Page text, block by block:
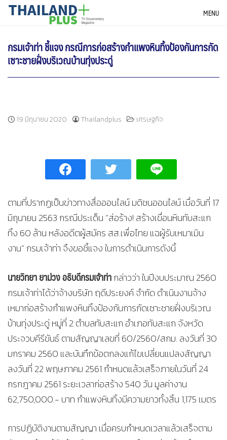
SkipTHAILANDPLUS NEWS MENU
กรมเจ้าท่า ชี้แจง กรณีการก่อสร้างกำแพงหินทิ้งป้องกันการกัด
เซาะชายฝั่งบริเวณบ้านทุ่งประดู่
19 มิถุนายน 2020 Thailandplus เศรษฐกิจ
ตามที่ปรากฏเป็นข่าวทางสื่อออนไลน์ มติชนออนไลน์ เมื่อวันที่ 17
มิถุนายน 2563 กรณีประเด็น “ส่อร้าง! สร้างเขื่อนหินทับสะแก
ทิ้ง 60 ล้าน หลังอดีตผู้สมัคร สส.เพื่อไทย แฉผู้รับเหมาเมิน
งาน” กรมเจ้าท่า จึงขอชี้แจง ในการดำเนินการดังนี้
นายวิทยา ยาม่วง อธิบดีกรมเจ้าท่ากล่าวว่า ในปีงบประมาณ 2560
กรมเจ้าท่าได้ว่าจ้างบริษัท ฤดีประยงค์ จำกัด ดำเนินงานจ้าง
เหมาก่อสร้างกำแพงหินทิ้งป้องกันการกัดเซาะชายฝั่งบริเวณ
บ้านทุ่งประดู่ หมู่ที่ 2 ตำบลทับสะแก อำเภอทับสะแก จังหวัด
ประจวบคีรีขันธ์ ตามสัญญาเลขที่ 60/2560/สกม. ลงวันที่ 30
มกราคม 2560 และบันทึกข้อตกลงแก้ไขเปลี่ยนแปลงสัญญา
ลงวันที่ 22 พฤษภาคม 2561 กำหนดแล้วเสร็จภายในวันที่ 24
กรกฎาคม 2561 ระยะเวลาก่อสร้าง 540 วัน มูลค่างาน
62,750,000.- บาท กำแพงหินทิ้งมีความยาวทั้งสิ้น 1,175 เมตร
การปฏิบัติงานตามสัญญา เมื่อครบกำหนดเวลาแล้วเสร็จตาม